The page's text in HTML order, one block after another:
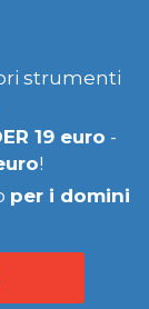
strumenti
19 euro -
!
per i domini